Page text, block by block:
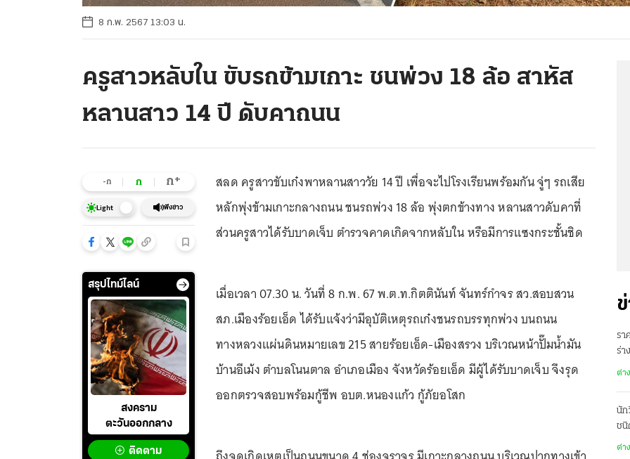
8 ก.พ. 2567 13:03 น.
ครูสาวหลับใน ขับรถข้ามเกาะ ชนพ่วง 18 ล้อ สาหัส
หลานสาว 14 ปี ดับคาถนน
-ก ก ก+
Light ฟังข่าว
สรุปไทม์ไลน์
สงคราม
ตะวันออกกลาง
ติดตาม
สลด ครูสาวขับเก๋งพาหลานสาววัย 14 ปี เพื่อจะไปโรงเรียนพร้อมกัน จู่ๆ รถเสีย
หลักพุ่งข้ามเกาะกลางถนน ชนรถพ่วง 18 ล้อ พุ่งตกข้างทาง หลานสาวดับคาที่
ส่วนครูสาวได้รับบาดเจ็บ ตำรวจคาดเกิดจากหลับใน หรือมีการแซงกระชั้นชิด
เมื่อเวลา 07.30 น. วันที่ 8 ก.พ. 67 พ.ต.ท.กิตตินันท์ จันทร์กำจร สว.สอบสวน
สภ.เมืองร้อยเอ็ด ได้รับแจ้งว่ามีอุบัติเหตุรถเก๋งชนรถบรรทุกพ่วง บนถนน
ทางหลวงแผ่นดินหมายเลข 215 สายร้อยเอ็ด-เมืองสรวง บริเวณหน้าปั๊มน้ำมัน
บ้านอีเม้ง ตำบลโนนตาล อำเภอเมือง จังหวัดร้อยเอ็ด มีผู้ได้รับบาดเจ็บ จึงรุด
ออกตรวจสอบพร้อมกู้ชีพ อบต.หนองแก้ว กู้ภัยอโสก
รา
ร่า
มุซ
ต่า
นัก
ชนิ
ต่า